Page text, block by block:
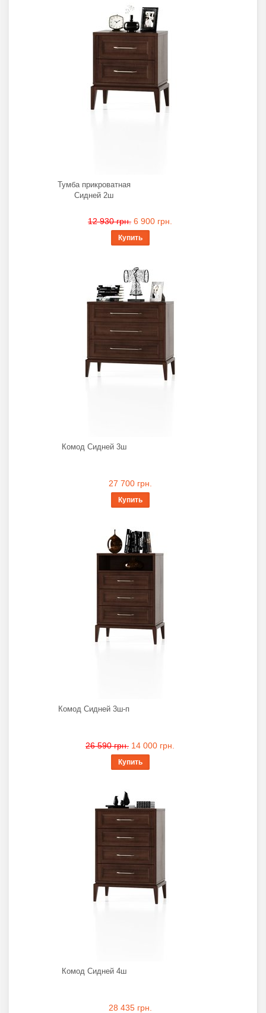
Тумба прикроватная
Сидней 2ш
12 930 грн. 6 900 грн.
Купить
Комод Сидней 3ш
27 700 грн.
Купить
Комод Сидней 3ш-п
26 590 грн. 14 000 грн.
Купить
Комод Сидней 4ш
28 435 грн.